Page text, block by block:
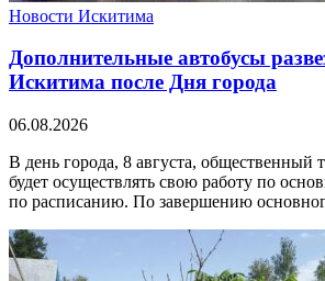
Новости Искитима
Дополнительные автобусы
Искитима после Дня города
06.08.2026
В день города, 8 августа, общественный
будет осуществлять свою работу по
по расписанию. По завершению